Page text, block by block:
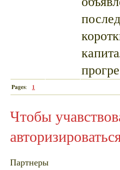
Pages: 1
Чтобы
Партнеры